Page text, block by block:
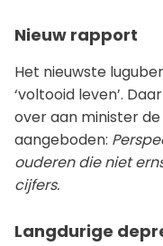
Nieuw rapport
Het nieuwste
‘voltooid leven’.
over aan minister
aangeboden:
ouderen die niet
cijfers.
Langdurige